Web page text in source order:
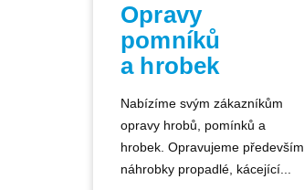
Opravy
pomníků
a hrobek
Nabízíme svým zákazníkům
opravy hrobů, pomínků a
hrobek. Opravujeme především
náhrobky propadlé, kácející...